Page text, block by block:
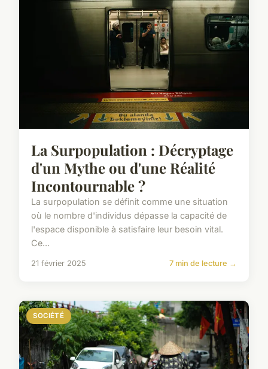
La Surpopulation : Décryptage
d'un Mythe ou d'une Réalité
Incontournable ?
La surpopulation se définit comme une situation
où le nombre d'individus dépasse la capacité de
l'espace disponible à satisfaire leur besoin vital.
Ce...
21 février 2025 7 min de lecture →
SOCIÉTÉ